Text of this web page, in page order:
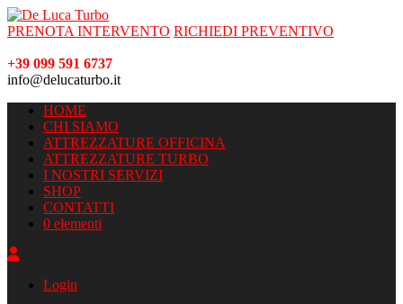
PRENOTA INTERVENTO RICHIEDI PREVENTIVO
+39 099 591 6737
info@delucaturbo.it
HOME
CHI SIAMO
ATTREZZATURE OFFICINA
ATTREZZATURE TURBO
I NOSTRI SERVIZI
SHOP
CONTATTI
0 elementi
Login